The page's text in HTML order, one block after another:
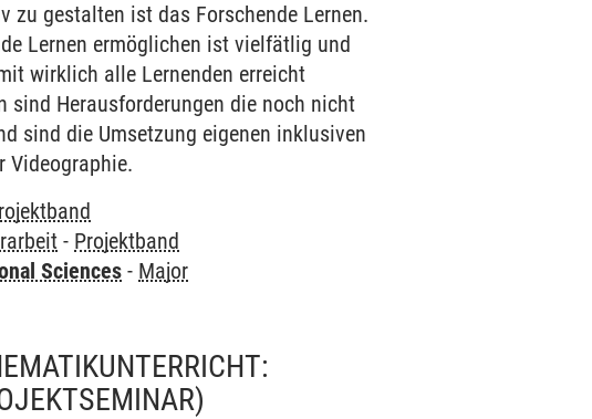
gestalten ist das Forschende Lernen.
Lernen ermöglichen ist vielfätlig und
wirklich alle Lernenden erreicht
sind Herausforderungen die noch nicht
sind die Umsetzung eigenen inklusiven
Videographie.
- Projektband
Sciences - Major